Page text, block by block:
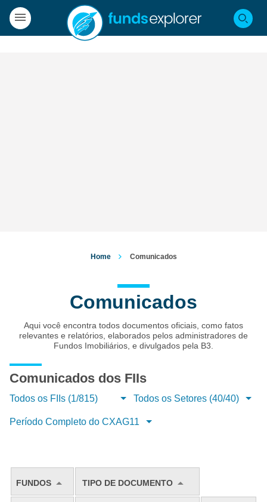
Home Comunicados
Comunicados
Aqui você encontra todos documentos oficiais, como fatos
relevantes e relatórios, elaborados pelos administradores de
Fundos Imobiliários, e divulgados pela B3.
Comunicados dos FIIs
Todos os FIIs (1/815) Todos os Setores (40/40)
Período Completo do CXAG11
FUNDOS TIPO DE DOCUMENTO